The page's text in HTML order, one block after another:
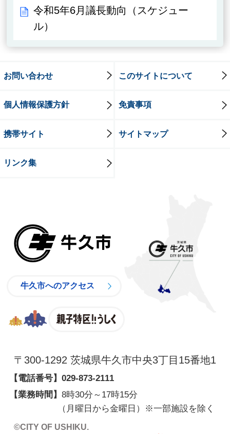
令和5年6月議長動向（スケジュー
ル）
お問い合わせ このサイトについて
個人情報保護方針 免責事項
携帯サイト サイトマップ
リンク集
牛久市へのアクセス
〒300-1292 茨城県牛久市中央3丁目15番地1
【電話番号】 029-873-2111
【業務時間】 8時30分～17時15分
（月曜日から金曜日）※一部施設を除く
©CITY OF USHIKU.